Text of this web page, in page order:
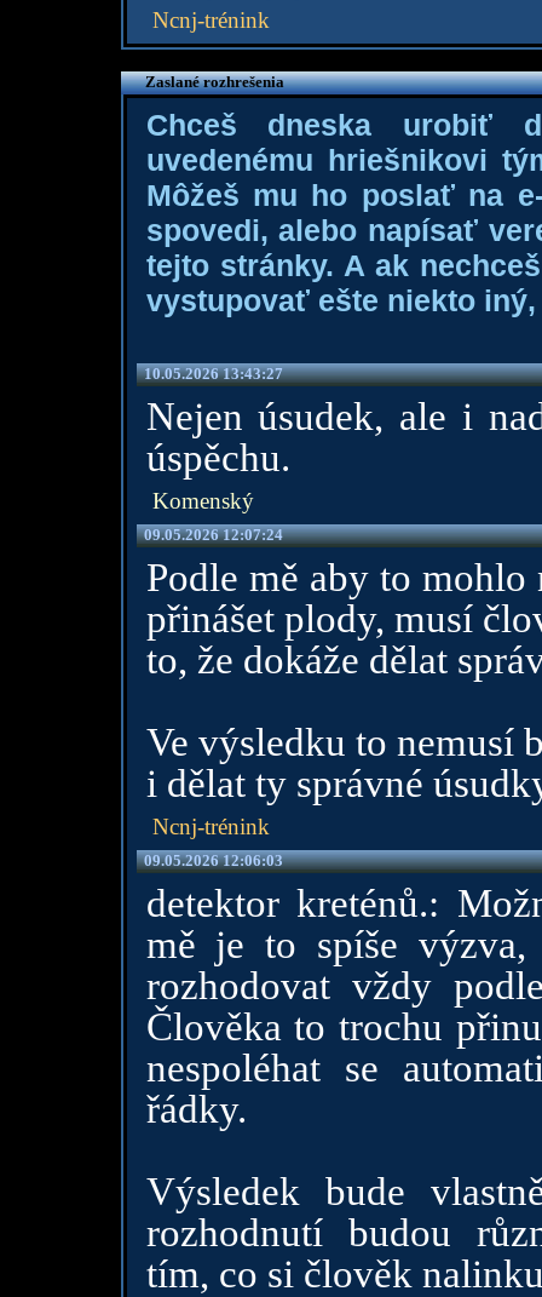
Ncnj-trénink
Zaslané rozhrešenia
Chceš dneska urobiť
uvedenému hriešnikovi
Môžeš mu ho poslať na
spovedi, alebo napísať
tejto stránky. A ak
vystupovať ešte niekto
10.05.2026 13:43:27
Nejen úsudek, ale i
úspěchu.
Komenský
09.05.2026 12:07:24
Podle mě aby to
přinášet plody, musí
to, že dokáže dělat
Ve výsledku to nemusí
i dělat ty správné
Ncnj-trénink
09.05.2026 12:06:03
detektor kreténů.:
mě je to spíše
rozhodovat vždy
Člověka to trochu
nespoléhat se
řádky.
Výsledek bude
rozhodnutí budou
tím, co si člověk